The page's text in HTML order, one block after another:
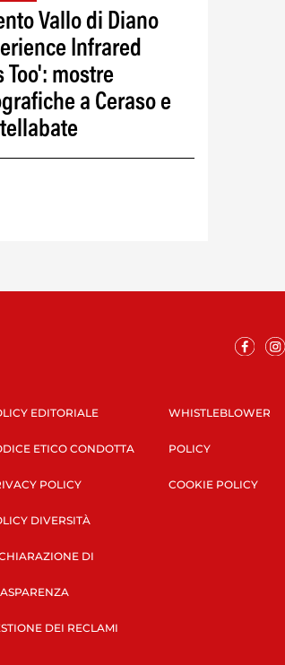
Vallo di Diano
Infrared
Too': mostre
a Ceraso e
EDITORIALE
ETICO CONDOTTA
POLICY
DIVERSITÀ
DI
DEI RECLAMI
WHISTLEBLOWER
POLICY
COOKIE POLICY